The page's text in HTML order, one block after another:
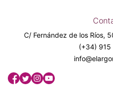
C/ Fernández de los Ríos,
(+34) 915